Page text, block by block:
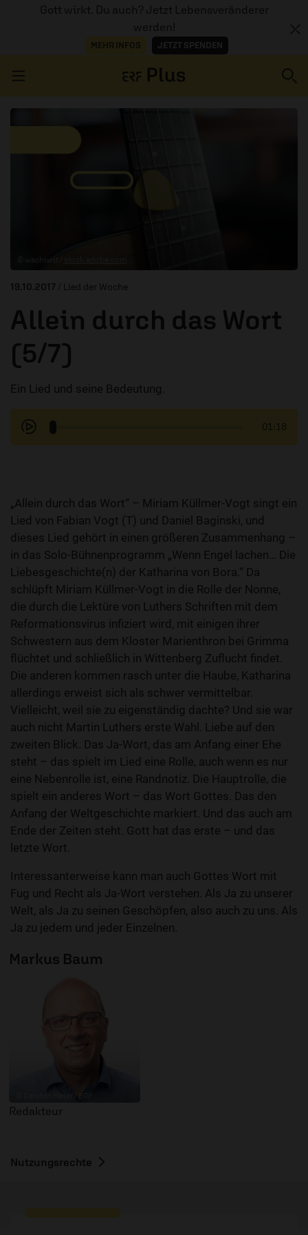
Gott wirkt. Du auch? Jetzt Lebensveränderer
werden!
MEHR INFOS JETZT SPENDEN
AUDIOTHEK
19.10.2017 / Lied der Woche
Allein durch das Wort
(5/7)
Ein Lied und seine Bedeutung.
01:18
„Allein durch das Wort“ – Miriam Küllmer-Vogt singt ein
Lied von Fabian Vogt (T) und Daniel Baginski, und
dieses Lied gehört in einen größeren Zusammenhang –
in das Solo-Bühnenprogramm „Wenn Engel lachen… Die
Liebesgeschichte(n) der Katharina von Bora.“ Da
schlüpft Miriam Küllmer-Vogt in die Rolle der Nonne,
die durch die Lektüre von Luthers Schriften mit dem
Reformationsvirus infiziert wird, mit einigen ihrer
Schwestern aus dem Kloster Marienthron bei Grimma
flüchtet und schließlich in Wittenberg Zuflucht findet.
Die anderen kommen rasch unter die Haube, Katharina
allerdings erweist sich als schwer vermittelbar.
Vielleicht, weil sie zu eigenständig dachte? Und sie war
auch nicht Martin Luthers erste Wahl. Liebe auf den
zweiten Blick. Das Ja-Wort, das am Anfang einer Ehe
steht – das spielt im Lied eine Rolle, auch wenn es nur
eine Nebenrolle ist, eine Randnotiz. Die Hauptrolle, die
spielt ein anderes Wort – das Wort Gottes. Das den
Anfang der Weltgeschichte markiert. Und das auch am
Ende der Zeiten steht. Gott hat das erste – und das
letzte Wort.
Interessanterweise kann man auch Gottes Wort mit
Fug und Recht als Ja-Wort verstehen. Als Ja zu unserer
Welt, als Ja zu seinen Geschöpfen, also auch zu uns. Als
Ja zu jedem und jeder Einzelnen.
Markus Baum
Redakteur
Nutzungsrechte